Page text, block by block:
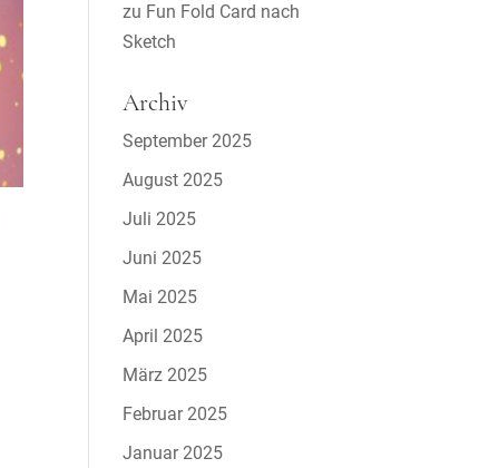
zu Fun Fold Card nach
Sketch
Archiv
September 2025
August 2025
Juli 2025
Juni 2025
Mai 2025
April 2025
März 2025
Februar 2025
Januar 2025